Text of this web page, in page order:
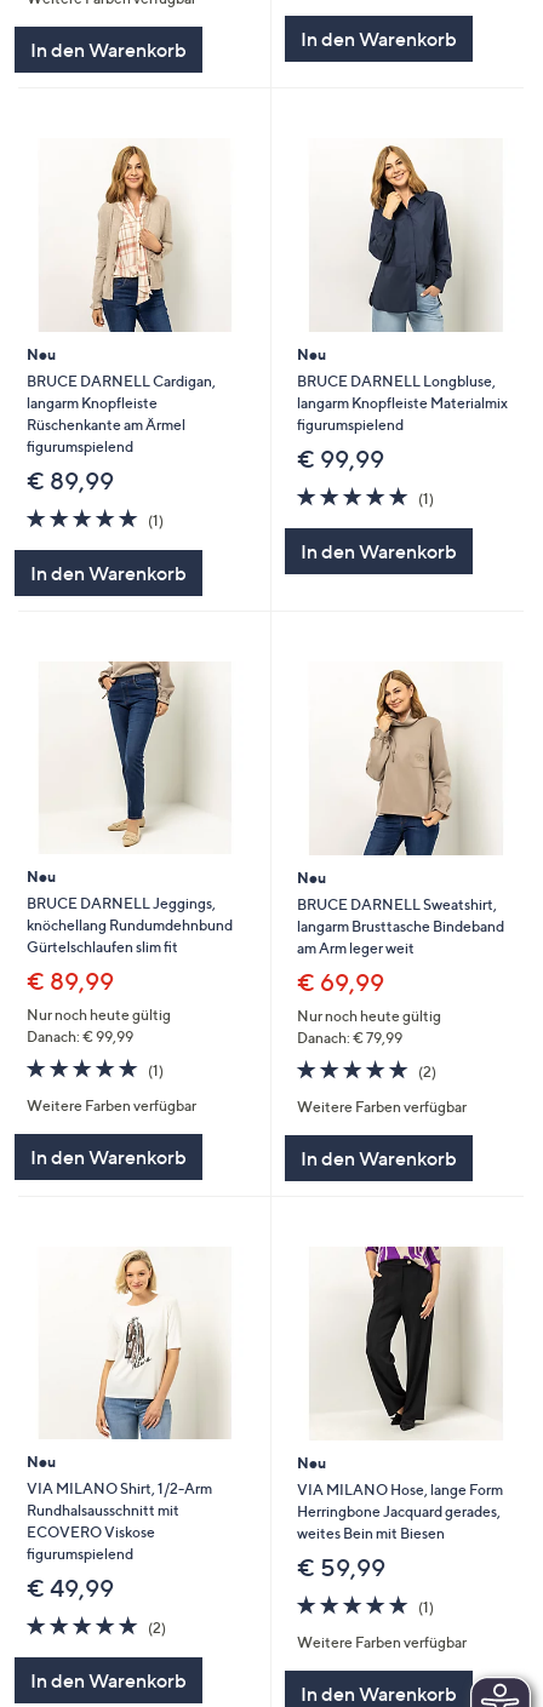
In den Warenkorb In den Warenkorb
Neu
BRUCE DARNELL Cardigan,
langarm Knopfleiste
Rüschenkante am Ärmel
figurumspielend
€ 89,99
5.0
von
5
(1)
In den Warenkorb
Neu
BRUCE DARNELL Longbluse,
langarm Knopfleiste Materialmix
figurumspielend
€ 99,99
5.0
von
(1)1
In den Warenkorb
Neu
BRUCE DARNELL Jeggings,
knöchellang Rundumdehnbund
Gürtelschlaufen slim fit
€ 89,99
Nur noch heute gültig
Danach: € 99,99
5.0
von
5
(1)
Weitere Farben verfügbar
In den Warenkorb
Neu
BRUCE DARNELL Sweatshirt,
langarm Brusttasche Bindeband
am Arm leger weit
€ 69,99
Nur noch heute gültig
Danach: € 79,99
5.0
von
5
(2)
Weitere Farben verfügbar
In den Warenkorb
Neu
VIA MILANO Shirt, 1/2-Arm
Rundhalsausschnitt mit
ECOVERO Viskose
figurumspielend
€ 49,99
5.0
von
5
(2)
In den Warenkorb
Neu
VIA MILANO Hose, lange Form
Herringbone Jacquard gerades,
weites Bein mit Biesen
€ 59,99
5.0
von
5
(1)
Weitere Farben verfügbar
In den Warenkorb